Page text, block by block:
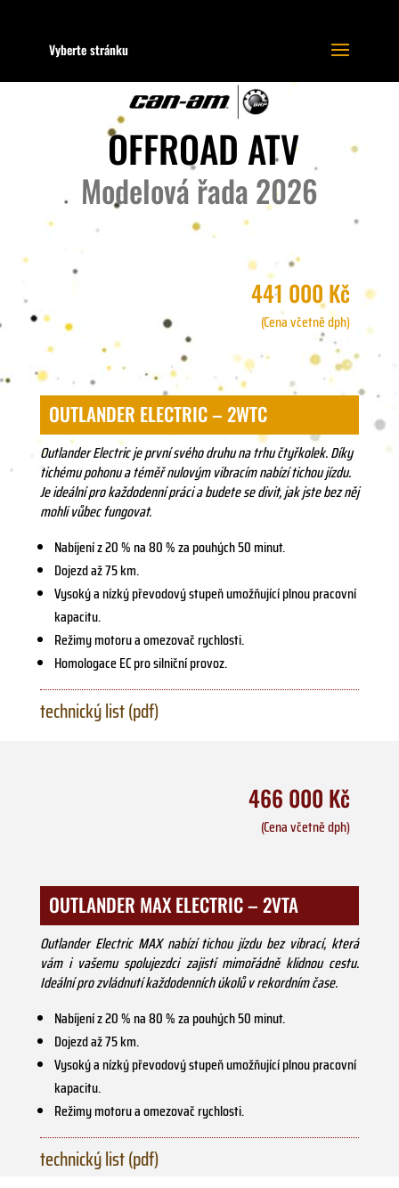
Vyberte stránku
OFFROAD ATV
Modelová řada 2026
441 000 Kč
(Cena včetně dph)
OUTLANDER ELECTRIC – 2WTC
Outlander Electric je první svého druhu na trhu čtyřkolek. Díky
tichému pohonu a téměř nulovým vibracím nabízí tichou jízdu.
Je ideální pro každodenní práci a budete se divit, jak jste bez něj
mohli vůbec fungovat.
Nabíjení z 20 % na 80 % za pouhých 50 minut.
Dojezd až 75 km.
Vysoký a nízký převodový stupeň umožňující plnou pracovní
kapacitu.
Režimy motoru a omezovač rychlosti.
Homologace EC pro silniční provoz.
technický list (pdf)
466 000 Kč
(Cena včetně dph)
OUTLANDER MAX ELECTRIC – 2VTA
Outlander Electric MAX nabízí tichou jízdu bez vibrací, která
vám i vašemu spolujezdci zajistí mimořádně klidnou cestu.
Ideální pro zvládnutí každodenních úkolů v rekordním čase.
Nabíjení z 20 % na 80 % za pouhých 50 minut.
Dojezd až 75 km.
Vysoký a nízký převodový stupeň umožňující plnou pracovní
kapacitu.
Režimy motoru a omezovač rychlosti.
technický list (pdf)